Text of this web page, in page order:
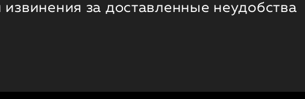
за доставленные неудобства